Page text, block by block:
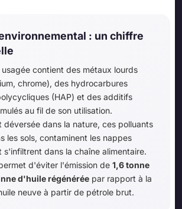
: un chiffre
usagée contient des métaux lourds
chrome), des hydrocarbures
(HAP) et des additifs
au fil de son utilisation.
déversée dans la nature, ces polluants
les sols, contaminent les nappes
s'infiltrent dans la chaîne alimentaire.
d'éviter l'émission de 1,6 tonne
d'huile régénérée par rapport à la
neuve à partir de pétrole brut.